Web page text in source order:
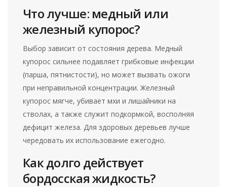
Что лучше: медный или
железный купорос?
Выбор зависит от состояния дерева. Медный
купорос сильнее подавляет грибковые инфекции
(парша, пятнистости), но может вызвать ожоги
при неправильной концентрации. Железный
купорос мягче, убивает мхи и лишайники на
стволах, а также служит подкормкой, восполняя
дефицит железа. Для здоровых деревьев лучше
чередовать их использование ежегодно.
Как долго действует
бордосская жидкость?